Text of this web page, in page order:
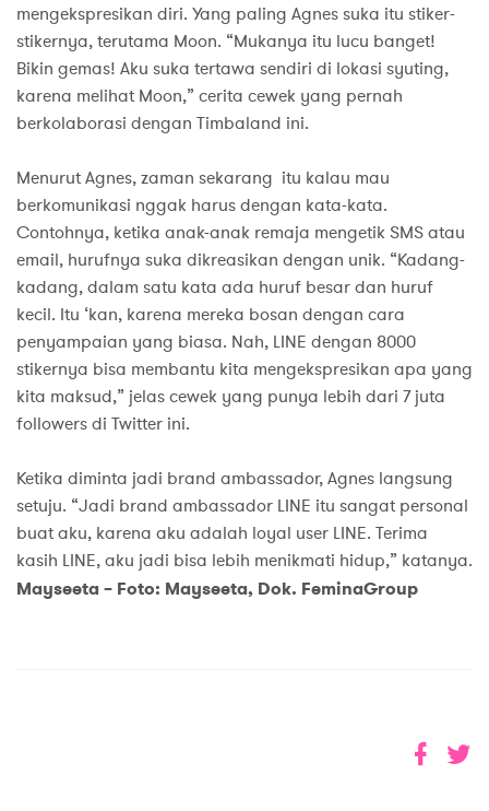
mengekspresikan diri. Yang paling Agnes suka itu stiker-
stikernya, terutama Moon. “Mukanya itu lucu banget!
Bikin gemas! Aku suka tertawa sendiri di lokasi syuting,
karena melihat Moon,” cerita cewek yang pernah
berkolaborasi dengan Timbaland ini.
Menurut Agnes, zaman sekarang itu kalau mau
berkomunikasi nggak harus dengan kata-kata.
Contohnya, ketika anak-anak remaja mengetik SMS atau
email, hurufnya suka dikreasikan dengan unik. “Kadang-
kadang, dalam satu kata ada huruf besar dan huruf
kecil. Itu ‘kan, karena mereka bosan dengan cara
penyampaian yang biasa. Nah, LINE dengan 8000
stikernya bisa membantu kita mengekspresikan apa yang
kita maksud,” jelas cewek yang punya lebih dari 7 juta
followers di Twitter ini.
Ketika diminta jadi brand ambassador, Agnes langsung
setuju. “Jadi brand ambassador LINE itu sangat personal
buat aku, karena aku adalah loyal user LINE. Terima
kasih LINE, aku jadi bisa lebih menikmati hidup,” katanya.
Mayseeta – Foto: Mayseeta, Dok. FeminaGroup